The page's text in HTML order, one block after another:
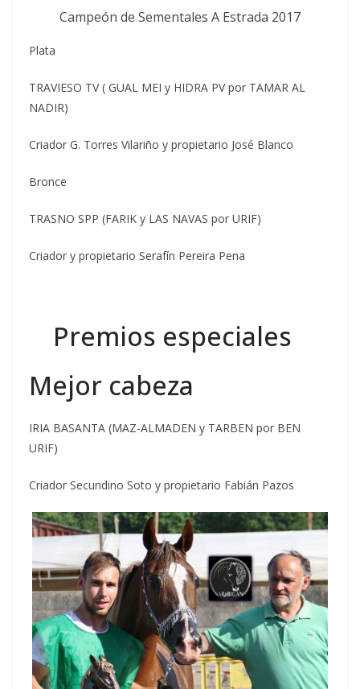
Campeón de Sementales A Estrada 2017
Plata
TRAVIESO TV ( GUAL MEI y HIDRA PV por TAMAR AL
NADIR)
Criador G. Torres Vilariño y propietario José Blanco
Bronce
TRASNO SPP (FARIK y LAS NAVAS por URIF)
Criador y propietario Serafín Pereira Pena
Premios especiales
Mejor cabeza
IRIA BASANTA (MAZ-ALMADEN y TARBEN por BEN
URIF)
Criador Secundino Soto y propietario Fabián Pazos